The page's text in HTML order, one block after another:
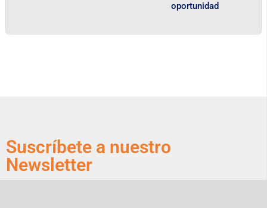
oportunidad
Suscríbete a nuestro
Newsletter